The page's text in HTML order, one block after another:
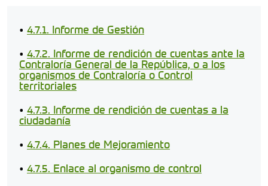
• 4.7.1. Informe de Gestión
• 4.7.2. Informe de rendición de cuentas ante la
Contraloría General de la República, o a los
organismos de Contraloría o Control
territoriales
• 4.7.3. Informe de rendición de cuentas a la
ciudadanía
• 4.7.4. Planes de Mejoramiento
• 4.7.5. Enlace al organismo de control